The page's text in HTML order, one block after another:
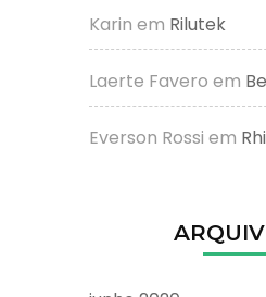
Karin em Rilutek
Laerte Favero em
Everson Rossi em